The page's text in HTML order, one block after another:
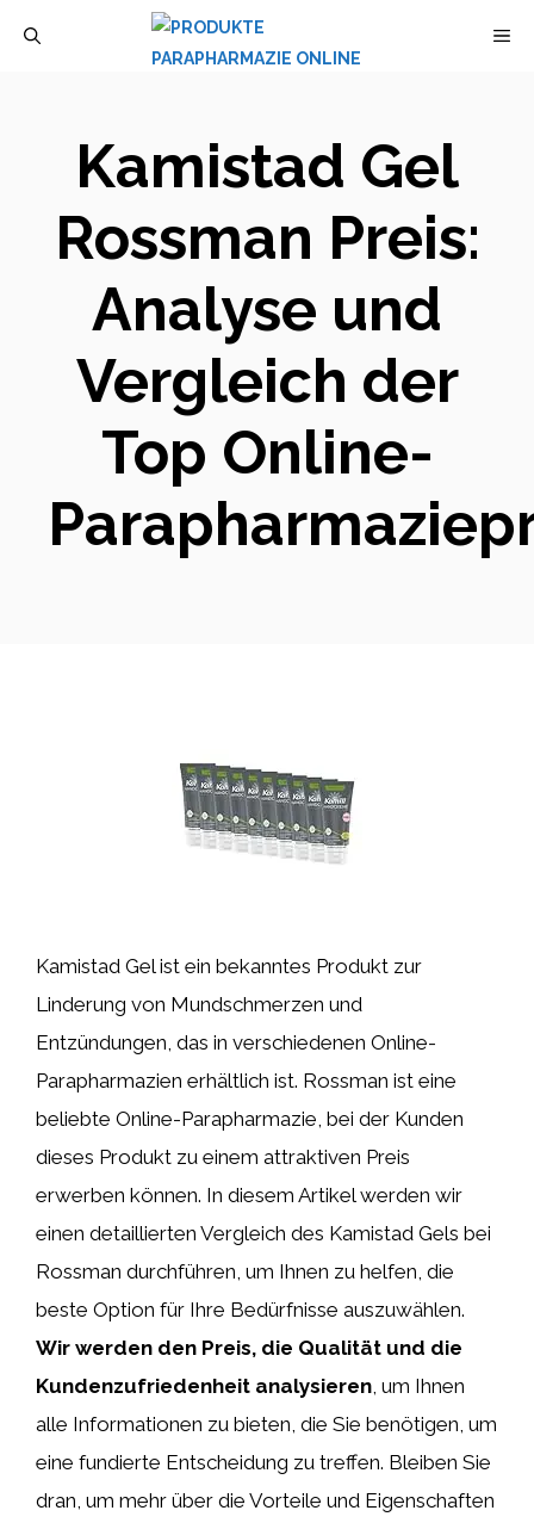
Kamistad Gel
Rossman Preis:
Analyse und
Vergleich der
Top Online-
Kamistad Gel ist ein bekanntes Produkt zur
Linderung von Mundschmerzen und
Entzündungen, das in verschiedenen Online-
Parapharmazien erhältlich ist. Rossman ist eine
beliebte Online-Parapharmazie, bei der Kunden
dieses Produkt zu einem attraktiven Preis
erwerben können. In diesem Artikel werden wir
einen detaillierten Vergleich des Kamistad Gels bei
Rossman durchführen, um Ihnen zu helfen, die
beste Option für Ihre Bedürfnisse auszuwählen.
Wir werden den Preis, die Qualität und die
Kundenzufriedenheit analysieren, um Ihnen
alle Informationen zu bieten, die Sie benötigen, um
eine fundierte Entscheidung zu treffen. Bleiben Sie
dran, um mehr über die Vorteile und Eigenschaften